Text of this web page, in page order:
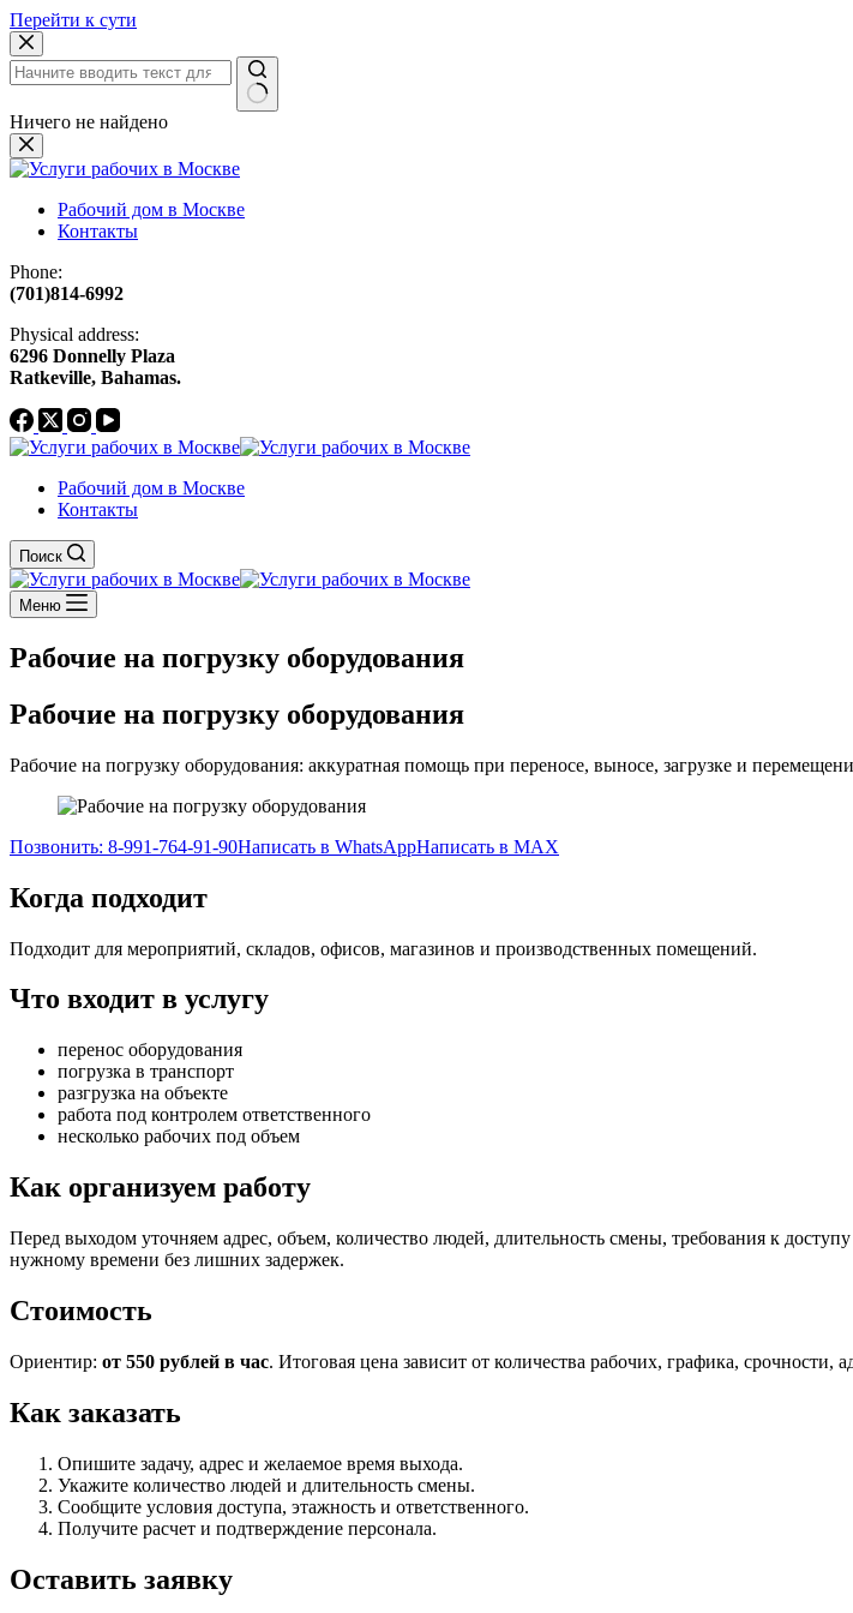
Перейти к сути
Ничего не найдено
Рабочий дом в Москве
Контакты
Phone:
(701)814-6992
Physical address:
​6296 Donnelly Plaza
Ratkeville, ​Bahamas.
Рабочий дом в Москве
Контакты
Поиск
Меню
Рабочие на погрузку оборудования
Рабочие на погрузку оборудования
Рабочие на погрузку оборудования: аккуратная помощь при переносе, выносе, загрузке и
Позвонить: 8-991-764-91-90Написать в WhatsAppНаписать в MAX
Когда подходит
Подходит для мероприятий, складов, офисов, магазинов и производственных помещений.
Что входит в услугу
перенос оборудования
погрузка в транспорт
разгрузка на объекте
работа под контролем ответственного
несколько рабочих под объем
Как организуем работу
Перед выходом уточняем адрес, объем, количество людей, длительность смены, требования к
нужному времени без лишних задержек.
Стоимость
Ориентир: от 550 рублей в час. Итоговая цена зависит от количества рабочих, графика, срочности,
Как заказать
Опишите задачу, адрес и желаемое время выхода.
Укажите количество людей и длительность смены.
Сообщите условия доступа, этажность и ответственного.
Получите расчет и подтверждение персонала.
Оставить заявку